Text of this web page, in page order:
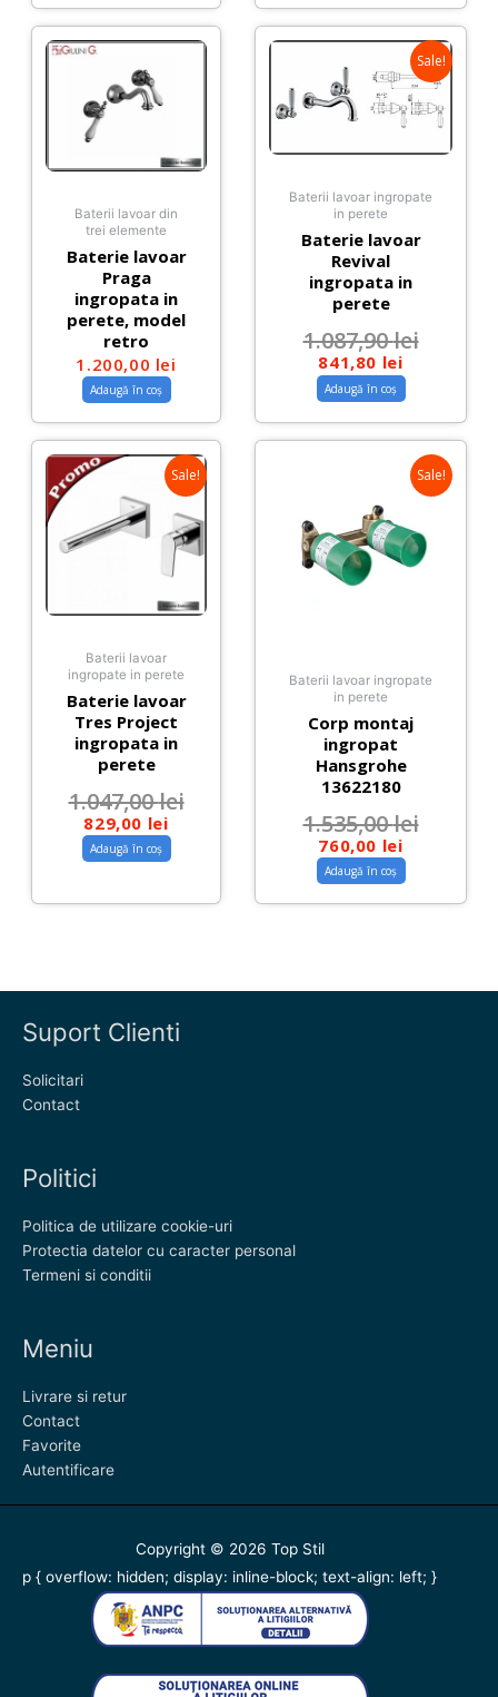
Baterii lavoar din
trei elemente
Baterie lavoar
Praga
ingropata in
perete, model
retro
1.200,00 lei
Adaugă în coș
Sale!
Baterii lavoar ingropate
in perete
Baterie lavoar
Revival
ingropata in
perete
1.087,90lei
841,80 lei
Adaugă în coș
Sale!
Baterii lavoar
ingropate in perete
Baterie lavoar
Tres Project
ingropata in
perete
1.047,00lei
829,00 lei
Adaugă în coș
Sale!
Baterii lavoar ingropate
in perete
Corp montaj
ingropat
Hansgrohe
13622180
1.535,00lei
760,00 lei
Adaugă în coș
Suport Clienti
Solicitari
Contact
Politici
Politica de utilizare cookie-uri
Protectia datelor cu caracter personal
Termeni si conditii
Meniu
Livrare si retur
Contact
Favorite
Autentificare
Copyright © 2026 Top Stil
p { overflow: hidden; display: inline-block; text-align: left; }